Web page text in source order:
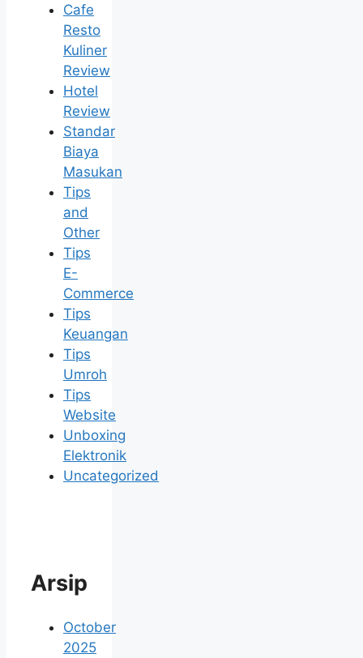
Cafe
Resto
Kuliner
Review
Hotel
Review
Standar
Biaya
Masukan
Tips
and
Other
Tips
E-
Commerce
Tips
Keuangan
Tips
Umroh
Tips
Website
Unboxing
Elektronik
Uncategorized
Arsip
October
2025